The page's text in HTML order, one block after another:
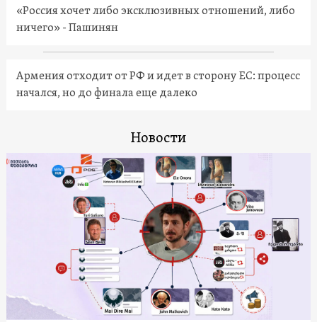
«Россия хочет либо эксклюзивных отношений, либо
ничего» - Пашинян
Армения отходит от РФ и идет в сторону ЕС: процесс
начался, но до финала еще далеко
Новости